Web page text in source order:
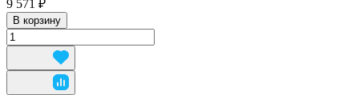
9 571 ₽
В корзину